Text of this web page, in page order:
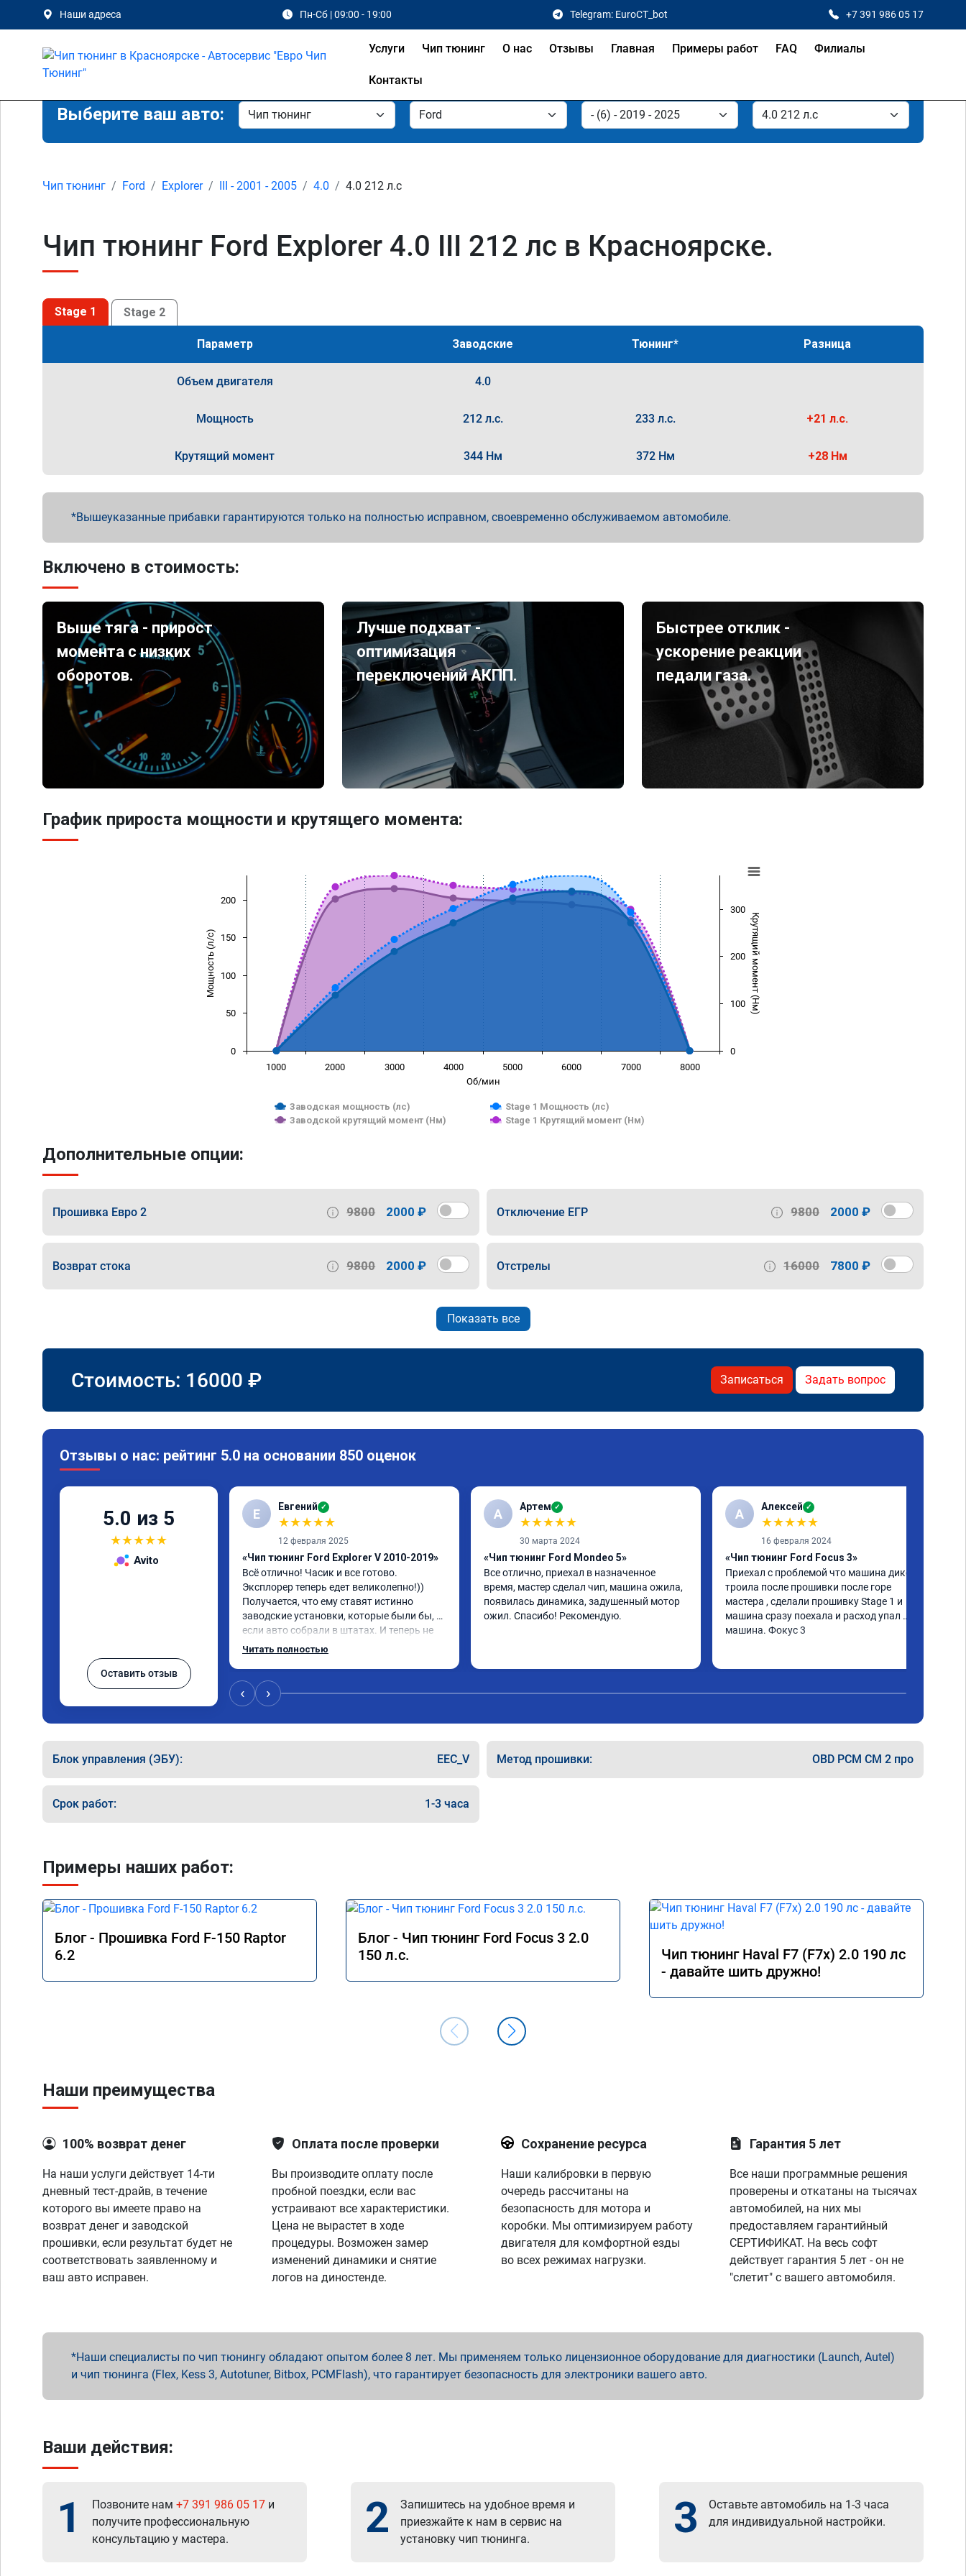
Наши адреса Пн-Сб | 09:00 - 19:00 Telegram: EuroCT_bot +7 391 986 05 17
Услуги Чип тюнинг О нас Отзывы Главная Примеры работ FAQ Филиалы
Контакты
Выберите ваш авто:
Чип тюнинг Ford Explorer III - 2001 - 2005 4.0 4.0 212 л.с
Чип тюнинг Ford Explorer 4.0 III 212 лс в Красноярске.
Stage 1 Stage 2
Параметр Заводские Тюнинг* Разница
Объем двигателя 4.0
Мощность 212 л.с. 233 л.с. +21 л.с.
Крутящий момент 344 Нм 372 Нм +28 Нм
Вышеуказанные прибавки гарантируются только на полностью исправном, своевременно обслуживаемом автомобиле.
Включено в стоимость:
Выше тяга - прирост
момента с низких
оборотов.
Лучше подхват -
оптимизация
переключений АКПП.
Быстрее отклик -
ускорение реакции
педали газа.
График прироста мощности и крутящего момента:
Об/мин
Мощность (л/с) Крутящий момент (Нм)
Заводская мощность (лс)
Stage 1 Мощность (лс)
Заводской крутящий момент (Нм)
Stage 1 Крутящий момент (Нм)
1000 2000 3000 4000 5000 6000 7000 8000
0
50
100
150
200
0
100
200
300
Дополнительные опции:
Прошивка Евро 2 9800 2000 ₽ Отключение ЕГР 9800 2000 ₽
Возврат стока 9800 2000 ₽ Отстрелы 16000 7800 ₽
Показать все
Стоимость: 16000 ₽ Записаться Задать вопрос
Отзывы о нас: рейтинг 5.0 на основании 850 оценок
5.0 из 5
★★★★★
Avito
Оставить отзыв
Е Евгений ✓
★★★★★
12 февраля 2025
«Чип тюнинг Ford Explorer V 2010-2019»
Всё отлично! Часик и все готово.
Эксплорер теперь едет великолепно!))
Получается, что ему ставят истинно
заводские установки, которые были бы,
если авто собрали в штатах. И теперь не
"тупит", по трассе расход стал на 3 литра
теперь ездить как до прошивки не охота!))
В общем, доволен!))
Читать полностью
А Артем ✓
★★★★★
30 марта 2024
«Чип тюнинг Ford Mondeo 5»
Все отлично, приехал в назначенное
время, мастер сделал чип, машина ожила,
появилась динамика, задушенный мотор
ожил. Спасибо! Рекомендую.
А Алексей ✓
★★★★★
16 февраля 2024
«Чип тюнинг Ford Focus 3»
Приехал с проблемой что машина дико
троила после прошивки после горе
мастера , сделали прошивку Stage 1 и
машина сразу поехала и расход упал
машина. Фокус 3
‹ ›
Блок управления (ЭБУ): EEC_V Метод прошивки: OBD PCM СМ 2 про
Срок работ: 1-3 часа
Примеры наших работ:
Блог - Прошивка Ford F-150 Raptor
6.2
Блог - Чип тюнинг Ford Focus 3 2.0
150 л.с.
Чип тюнинг Haval F7 (F7x) 2.0 190 лс
- давайте шить дружно!
Наши преимущества
100% возврат денег
На наши услуги действует 14-ти
дневный тест-драйв, в течение
которого вы имеете право на
возврат денег и заводской
прошивки, если результат будет не
соответствовать заявленному и
ваш авто исправен.
Оплата после проверки
Вы производите оплату после
пробной поездки, если вас
устраивают все характеристики.
Цена не вырастет в ходе
процедуры. Возможен замер
изменений динамики и снятие
логов на диностенде.
Сохранение ресурса
Наши калибровки в первую
очередь рассчитаны на
безопасность для мотора и
коробки. Мы оптимизируем работу
двигателя для комфортной езды
во всех режимах нагрузки.
Гарантия 5 лет
Все наши программные решения
проверены и откатаны на тысячах
автомобилей, на них мы
предоставляем гарантийный
СЕРТИФИКАТ. На весь софт
действует гарантия 5 лет - он не
"слетит" с вашего автомобиля.
Наши специалисты по чип тюнингу обладают опытом более 8 лет. Мы применяем только лицензионное оборудование для диагностики (Launch, Autel)
и чип тюнинга (Flex, Kess 3, Autotuner, Bitbox, PCMFlash), что гарантирует безопасность для электроники вашего авто.
Ваши действия:
1 Позвоните нам +7 391 986 05 17 и
получите профессиональную
консультацию у мастера.
2
Запишитесь на удобное время и
приезжайте к нам в сервис на
установку чип тюнинга.
3
Оставьте автомобиль на 1-3 часа
для индивидуальной настройки.